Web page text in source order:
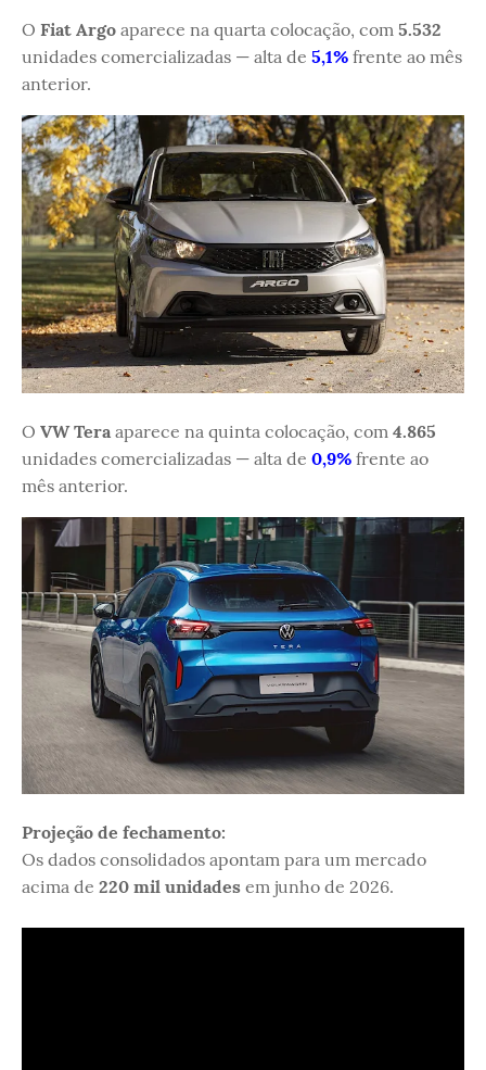
O Fiat Argo aparece na quarta colocação, com 5.532
unidades comercializadas — alta de 5,1% frente ao mês
anterior.
O VW Tera aparece na quinta colocação, com 4.865
unidades comercializadas — alta de 0,9% frente ao
mês anterior.
Projeção de fechamento:
Os dados consolidados apontam para um mercado
acima de 220 mil unidades em junho de 2026.